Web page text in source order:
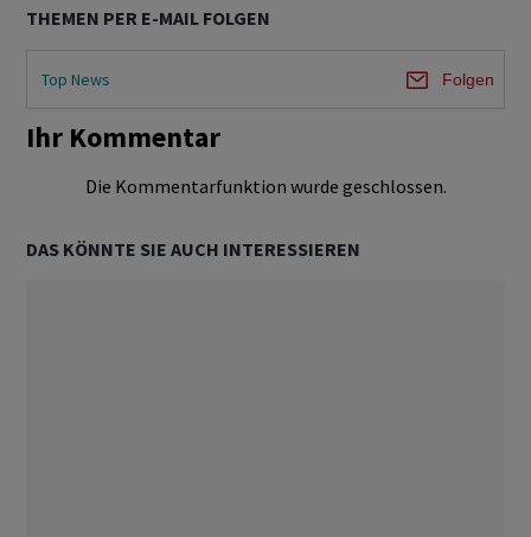
THEMEN PER E-MAIL FOLGEN
Top News Folgen
Ihr Kommentar
Die Kommentarfunktion wurde geschlossen.
DAS KÖNNTE SIE AUCH INTERESSIEREN